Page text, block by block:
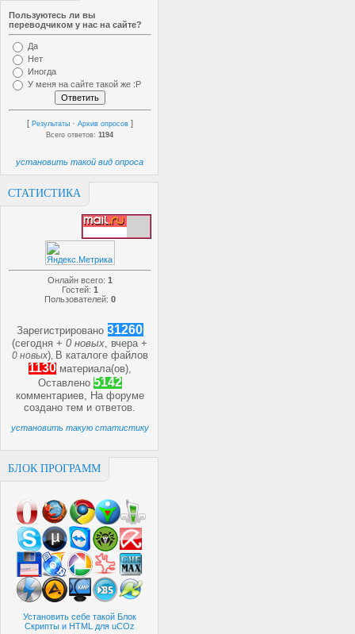
Пользуютесь ли вы
переводчиком у нас на сайте?
Да
Нет
Иногда
У меня на сайте такой же :P
[ Результаты · Архив опросов ]
Всего ответов:1194
установить такой вид опроса
СТАТИСТИКА
Онлайн всего: 1
Гостей: 1
Пользователей: 0
Зарегистрировано 31260
(сегодня +0 новых, вчера +
0 новых) В каталоге файлов
1130 материала(ов),
Оставлено 5142
комментариев, На форуме
созданотем иответов.
установить такую статистику
БЛОК ПРОГРАММ
Установить себе такой Блок
Скрипты и HTML для uCOz